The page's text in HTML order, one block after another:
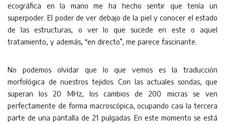
ecográfica en la mano me ha hecho sentir que tenía un
superpoder. El poder de ver debajo de la piel y conocer el estado
de las estructuras, o ver lo que sucede en este o aquel
tratamiento, y además, “en directo”, me parece fascinante.
No podemos olvidar que lo que vemos es la traducción
morfológica de nuestros tejidos. Con las actuales sondas, que
superan los 20 MHz, los cambios de 200 micras se ven
perfectamente de forma macroscópica, ocupando casi la tercera
parte de una pantalla de 21 pulgadas. En este momento se está